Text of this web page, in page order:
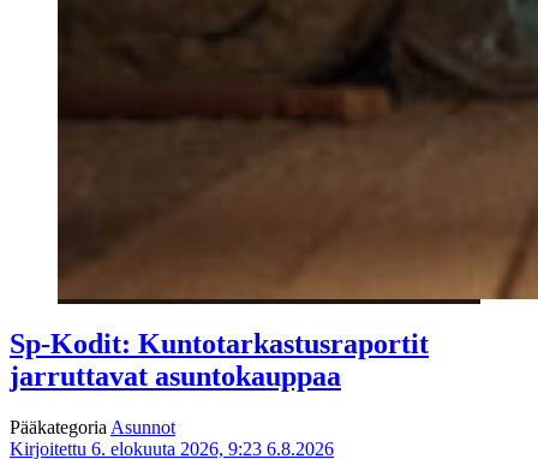
Sp-Kodit: Kuntotarkastusraportit
jarruttavat asuntokauppaa
Pääkategoria Asunnot
Kirjoitettu 6. elokuuta 2026, 9:23 6.8.2026